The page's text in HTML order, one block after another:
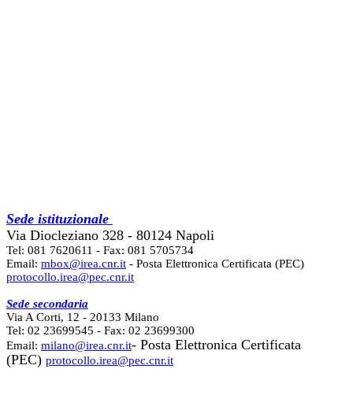
Sede istituzionale
Via Diocleziano 328 - 80124 Napoli
Tel: 081 7620611 - Fax: 081 5705734
Email: mbox@irea.cnr.it - Posta Elettronica Certificata (PEC)
protocollo.irea@pec.cnr.it
Sede secondaria
Via A Corti, 12 - 20133 Milano
Tel: 02 23699545 - Fax: 02 23699300
Email: milano@irea.cnr.it- Posta Elettronica Certificata
(PEC) protocollo.irea@pec.cnr.it